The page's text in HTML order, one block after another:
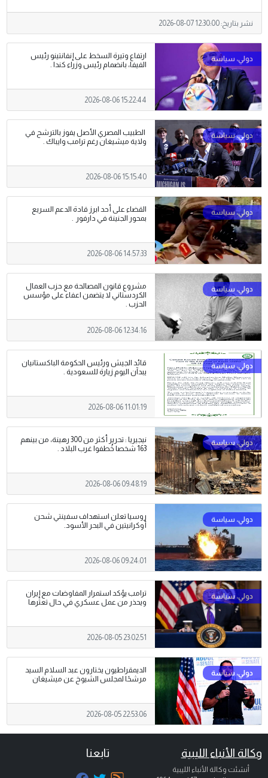
نشر بتاريخ:2026-08-07 12:30:00
ارتفاع وتيرة السخط على إنفانتينو رئيس
الفيفا، بانضمام رئيس وزراء كندا .
2026-08-06 15:22:44
الطبيب المصري الأصل يفوز بالترشح في
ولاية ميشيغان رغم ترامب وايباك .
2026-08-06 15:15:40
القضاء على أحد ابرز قادة الدعم السريع
بمحور الجنينة في دارفور .
2026-08-06 14:57:33
مشروع قانون المصالحة مع حزب العمال
الكردستاني لا يتضمن اعفاء على مؤسس
الحزب .
2026-08-06 12:34:16
قائد الجيش ورئيس الحكومة الباكستانيان
يبدآن اليوم زيارة للسعودية .
2026-08-06 11:01:19
نيجيريا : تحرير أكثر من 300 رهينة، من بينهم
163 شخصا خُطفوا غرب البلاد .
2026-08-06 09:48:19
روسيا تعلن استهداف سفينتي شحن
أوكرانيتين في البحر الأسود.
2026-08-06 09:24:01
ترامب يؤكد استمرار المفاوضات مع إيران
ويحذر من عمل عسكري في حال تعثرها
2026-08-05 23:02:51
الديمقراطيون يختارون عبد السلام السيد
مرشحًا لمجلس الشيوخ عن ميشيغان
2026-08-05 22:53:06
وكالة الأنباء الليبية
أنشئت وكالة الأنباء الليبية
تابعنا